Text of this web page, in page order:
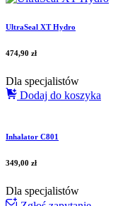
UltraSeal XT Hydro
474,90 zł
Dla specjalistów
Dodaj do koszyka
Inhalator C801
349,00 zł
Dla specjalistów